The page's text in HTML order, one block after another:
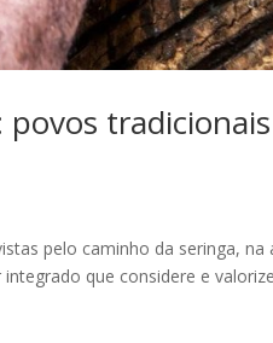
povos
pelo caminho da seringa, na
que considere e